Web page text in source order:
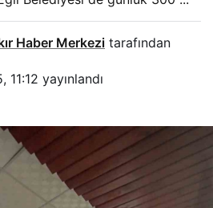
Haber Merkezi tarafından
11:12 yayınlandı